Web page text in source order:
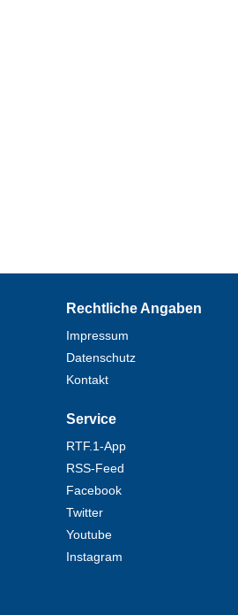
Rechtliche Angaben
Impressum
Datenschutz
Kontakt
Service
RTF.1-App
RSS-Feed
Facebook
Twitter
Youtube
Instagram